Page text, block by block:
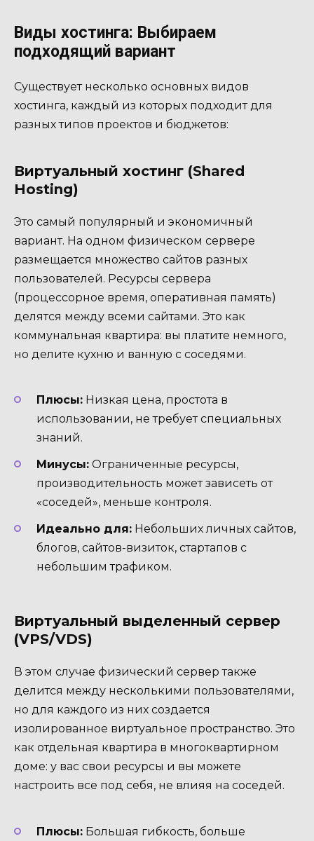
Виды хостинга: Выбираем
подходящий вариант
Существует несколько основных видов
хостинга, каждый из которых подходит для
разных типов проектов и бюджетов:
Виртуальный хостинг (Shared
Hosting)
Это самый популярный и экономичный
вариант. На одном физическом сервере
размещается множество сайтов разных
пользователей. Ресурсы сервера
(процессорное время, оперативная память)
делятся между всеми сайтами. Это как
коммунальная квартира: вы платите немного,
но делите кухню и ванную с соседями.
Плюсы: Низкая цена, простота в
использовании, не требует специальных
знаний.
Минусы: Ограниченные ресурсы,
производительность может зависеть от
«соседей», меньше контроля.
Идеально для: Небольших личных сайтов,
блогов, сайтов-визиток, стартапов с
небольшим трафиком.
Виртуальный выделенный сервер
(VPS/VDS)
В этом случае физический сервер также
делится между несколькими пользователями,
но для каждого из них создается
изолированное виртуальное пространство. Это
как отдельная квартира в многоквартирном
доме: у вас свои ресурсы и вы можете
настроить все под себя, не влияя на соседей.
Плюсы: Большая гибкость, больше